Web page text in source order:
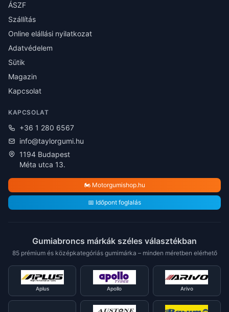
ÁSZF
Szállítás
Online elállási nyilatkozat
Adatvédelem
Sütik
Magazin
Kapcsolat
KAPCSOLAT
+36 1 280 6567
info@taylorgumi.hu
1194 Budapest
Méta utca 13.
🏍️ Motorgumishop.hu
📅 Időpont foglalás
Gumiabroncs márkák széles választékban
85 prémium és középkategóriás gumimárka – minden méretben elérhető
Aplus Apollo Arivo